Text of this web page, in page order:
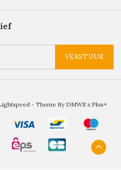
VERSTUUR
- Theme By DMWS x Plus+